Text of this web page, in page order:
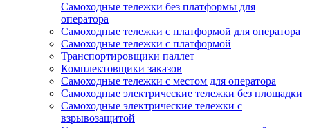
Самоходные тележки без платформы для
оператора
Самоходные тележки с платформой для оператора
Самоходные тележки с платформой
Транспортировщики паллет
Комплектовщики заказов
Самоходные тележки с местом для оператора
Самоходные электрические тележки без площадки
Самоходные электрические тележки с
взрывозащитой